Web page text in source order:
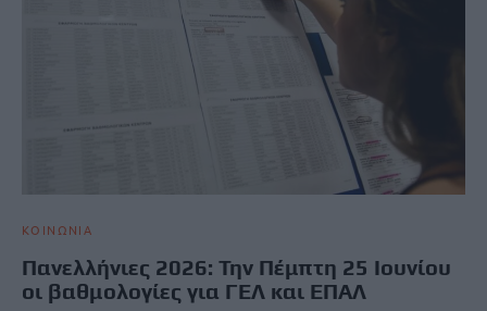
ΚΟΙΝΩΝΙΑ
Πανελλήνιες 2026: Την Πέμπτη 25 Ιουνίου
οι βαθμολογίες για ΓΕΛ και ΕΠΑΛ